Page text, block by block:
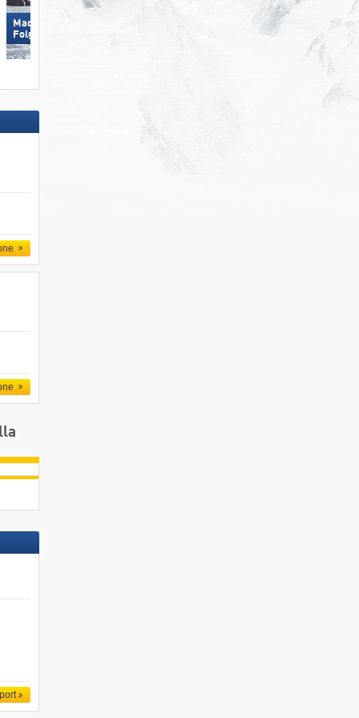
Madonna di Campiglio/​Pinzolo/​
Folgàrida/​Marilleva
Dolomites Val Gardena